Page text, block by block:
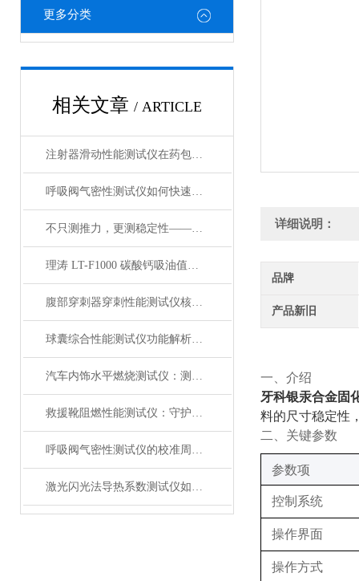
更多分类
相关文章 / ARTICLE
注射器滑动性能测试仪在药包材检测中的应用
呼吸阀气密性测试仪如何快速判断呼吸阀是否失效？
不只测推力，更测稳定性——注射器滑动性能测试仪全面解析
理涛 LT-F1000 碳酸钙吸油值测试仪 介绍说明
腹部穿刺器穿刺性能测试仪核心测试指标：穿刺力、峰值力、穿透力解析
球囊综合性能测试仪功能解析：额定爆破压（RBP）、顺应性、疲劳强度
汽车内饰水平燃烧测试仪：测试步骤、试样制备与结果判读
救援靴阻燃性能测试仪：守护救援人员足部安全的检测装备
呼吸阀气密性测试仪的校准周期与重要性
激光闪光法导热系数测试仪如何征服极端温度下的材料测试？
详细说明：
品牌
产品新旧
‌一、 介绍
牙科银汞合金固
料的尺寸稳定性
‌二、关键参数
‌参数项‌
控制系统
操作界面
操作方式